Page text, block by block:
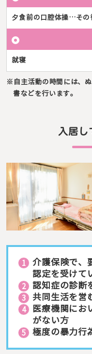
夕食前の口腔体操…その
就寝
※自主活動の時間には、
書などを行います。
入居し
介護保険で、
認定を受けて
認知症の診断
共同生活を営
医療機関にお
がない方
極度の暴力行